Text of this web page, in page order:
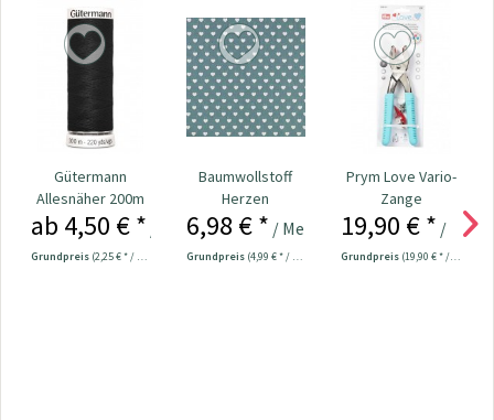
Gütermann
Allesnäher 200m
ab 4,50 € * / Stück
Grundpreis (2,25 € * / 100 Meter)
Baumwollstoff
Herzen
dunkelmint
6,98 € * / Meter
Grundpreis (4,99 € * / 1 m²)
Prym Love Vario-
Zange
Loch-/Color
19,90 € * / Stück
Grundpreis (19,90 € * / 1 Stück)